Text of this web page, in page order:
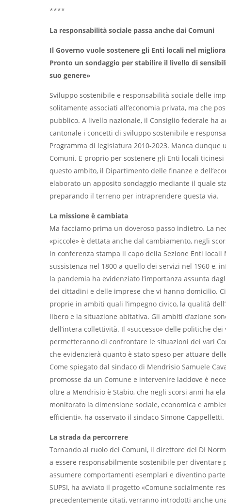
****
La responsabilità sociale passa anche dai Comuni
Il Governo vuole sostenere gli Enti locali nel
Pronto un sondaggio per stabilire il livello di
suo genere»
Sviluppo sostenibile e responsabilità sociale delle
solitamente associati all’economia privata, ma che
pubblico. A livello nazionale, il Consiglio federale ha
cantonale i concetti di sviluppo sostenibile e
Programma di legislatura 2010-2023. Manca
Comuni. E proprio per sostenere gli Enti locali
questo ambito, il Dipartimento delle finanze e
elaborato un apposito sondaggio mediante il quale
preparando il terreno per intraprendere questa via.
La missione è cambiata
Ma facciamo prima un doveroso passo indietro. La
«piccole» è dettata anche dal cambiamento, negli
in conferenza stampa il capo della Sezione Enti
sussistenza nel 1800 a quello dei servizi nel 1960 e,
la pandemia ha evidenziato l’importanza assunta
dei cittadini e delle imprese che vi hanno domicilio.
proprie in ambiti quali l’impegno civico, la qualità
libero e la situazione abitativa. Gli ambiti d’azione
dell’intera collettività. Il «successo» delle politiche
permetteranno di confrontare le situazioni dei vari
che evidenzierà quanto è stato speso per attuare
Come spiegato dal sindaco di Mendrisio Samuele
promosse da un Comune e intervenire laddove è
oltre a Mendrisio è Stabio, che negli scorsi anni ha
monitorato la dimensione sociale, economica e
efficienti», ha osservato il sindaco Simone Cappelletti.
La strada da percorrere
Tornando al ruolo dei Comuni, il direttore del DI
a essere responsabilmente sostenibile per
assumere comportamenti esemplari e diventino
SUPSI, ha avviato il progetto «Comune socialmente
precedentemente citati, verranno introdotti anche